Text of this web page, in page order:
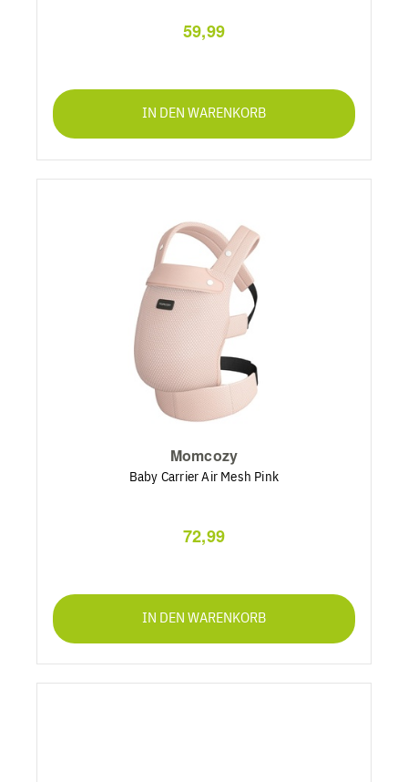
59,99
IN DEN WARENKORB
Momcozy
Baby Carrier Air Mesh Pink
72,99
IN DEN WARENKORB